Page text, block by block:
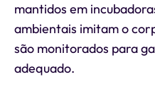
mantidos em
ambientais imitam o
são monitorados para
adequado.